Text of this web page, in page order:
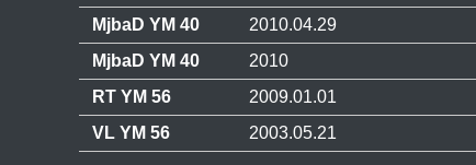
MjbaD YM 40
2010.04.29
MjbaD YM 40
2010
RT YM 56
2009.01.01
VL YM 56
2003.05.21